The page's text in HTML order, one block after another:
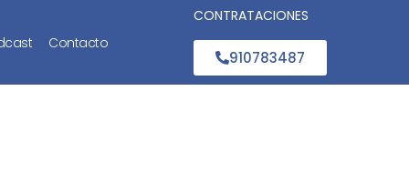
Contacto
CONTRATACIONES
910783487